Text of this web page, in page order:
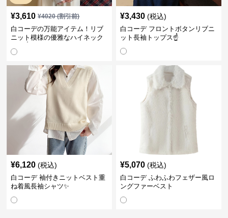
¥3,610 ¥4020(割引前)
白コーデの万能アイテム！リブ
ニット模様の優雅なハイネック
¥3,430 (税込)
白コーデ フロントボタンリブニ
ット長袖トップス☝️
¥6,120 (税込)
白コーデ 袖付きニットベスト重
ね着風長袖シャツ✨
¥5,070 (税込)
白コーデ ふわふわフェザー風ロ
ングファーベスト